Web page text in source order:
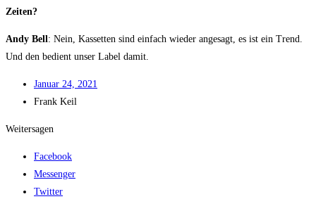
Zeiten?
Andy Bell : Nein, Kas­set­ten sind ein­fach wie­der ange­sagt, es ist ein Trend.
Und den bedient unser Label damit.
Janu­ar 24, 2021
Frank Keil
Weitersagen
Facebook
Messenger
Twitter